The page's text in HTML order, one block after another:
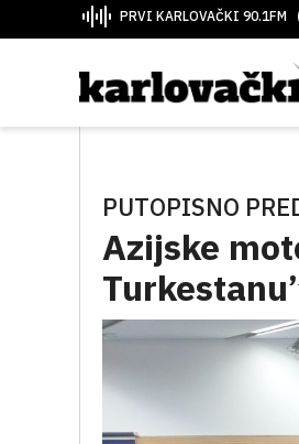
PRVI KARLOVAČKI 90.1FM
PUTOPISNO
Azijske